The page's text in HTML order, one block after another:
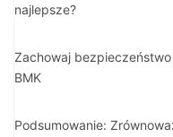
najlepsze?
Zachowaj
BMK
Podsumowanie: